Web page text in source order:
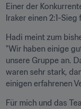
Einer der
Iraker einen 2:1-
Hadi meint zum
"Wir haben einige
unsere Gruppe an.
waren sehr stark,
einigen erfahrenen
Für mich und das